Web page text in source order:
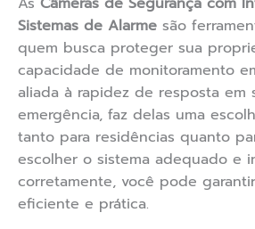
Sistemas de Alarme são
quem busca proteger sua
capacidade de monitoramento
aliada à rapidez de resposta em
emergência, faz delas uma
tanto para residências quanto
escolher o sistema adequado e
corretamente, você pode
eficiente e prática.